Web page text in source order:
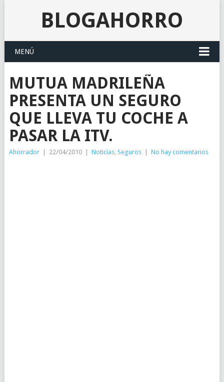
BLOGAHORRO
MENÚ
MUTUA MADRILEÑA
PRESENTA UN SEGURO
QUE LLEVA TU COCHE A
PASAR LA ITV.
Ahorrador 22/04/2010 Noticias, Seguros No hay comentarios